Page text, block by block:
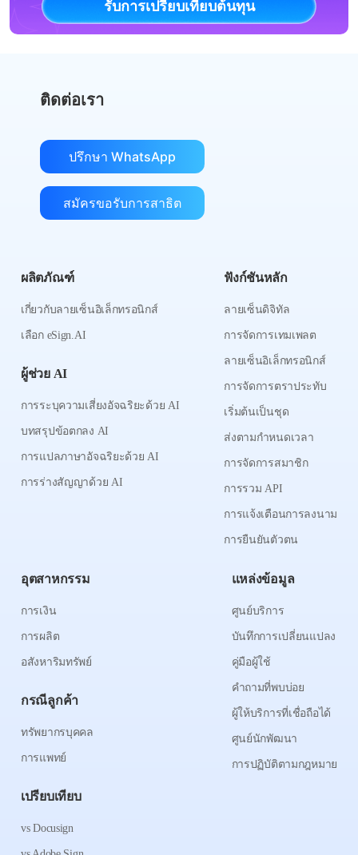
รับการเปรียบเทียบต้นทุน
ติดต่อเรา
ปรึกษา WhatsApp
สมัครขอรับการสาธิต
ผลิตภัณฑ์
เกี่ยวกับลายเซ็นอิเล็กทรอนิกส์
เลือก eSign.AI
ผู้ช่วย AI
การระบุความเสี่ยงอัจฉริยะด้วย AI
บทสรุปข้อตกลง AI
การแปลภาษาอัจฉริยะด้วย AI
การร่างสัญญาด้วย AI
ฟังก์ชันหลัก
ลายเซ็นดิจิทัล
การจัดการเทมเพลต
ลายเซ็นอิเล็กทรอนิกส์
การจัดการตราประทับ
เริ่มต้นเป็นชุด
ส่งตามกำหนดเวลา
การจัดการสมาชิก
การรวม API
การแจ้งเตือนการลงนาม
การยืนยันตัวตน
อุตสาหกรรม
การเงิน
การผลิต
อสังหาริมทรัพย์
กรณีลูกค้า
ทรัพยากรบุคคล
การแพทย์
เปรียบเทียบ
vs Docusign
แหล่งข้อมูล
ศูนย์บริการ
บันทึกการเปลี่ยนแปลง
คู่มือผู้ใช้
คำถามที่พบบ่อย
ผู้ให้บริการที่เชื่อถือได้
ศูนย์นักพัฒนา
การปฏิบัติตามกฎหมาย